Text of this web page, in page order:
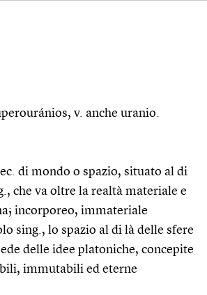
v. anche uranio.
di mondo o spazio, situato al di
che va oltre la realtà materiale e
incorporeo, immateriale
sing., lo spazio al di là delle sfere
delle idee platoniche, concepite
immutabili ed eterne